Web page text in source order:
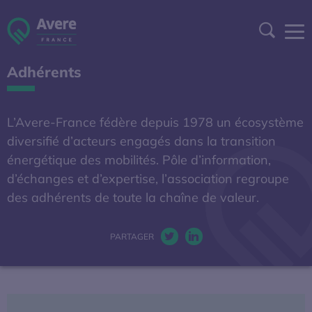
AFIREV
BAROMÈTRE EXPERTS'OUVRE DANS UNE
A DÉCOUVRIR
Adhérents
L’Avere-France fédère depuis 1978 un écosystème
diversifié d’acteurs engagés dans la transition
énergétique des mobilités. Pôle d’information,
d’échanges et d’expertise, l’association regroupe
des adhérents de toute la chaîne de valeur.
PARTAGER